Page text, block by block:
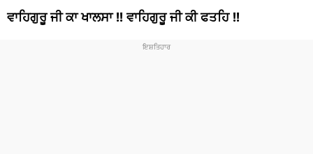
ਵਾਹਿਗੁਰੂ ਜੀ ਕਾ ਖਾਲਸਾ !! ਵਾਹਿਗੁਰੂ ਜੀ ਕੀ ਫਤਹਿ !!